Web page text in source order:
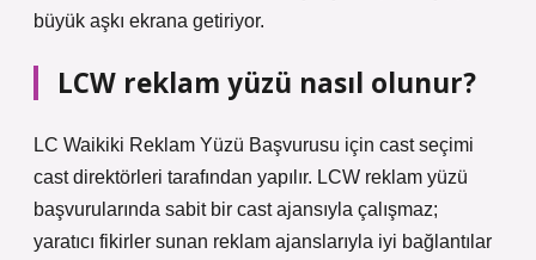
büyük aşkı ekrana getiriyor.
LCW reklam yüzü nasıl olunur?
LC Waikiki Reklam Yüzü Başvurusu için cast seçimi
cast direktörleri tarafından yapılır. LCW reklam yüzü
başvurularında sabit bir cast ajansıyla çalışmaz;
yaratıcı fikirler sunan reklam ajanslarıyla iyi bağlantılar